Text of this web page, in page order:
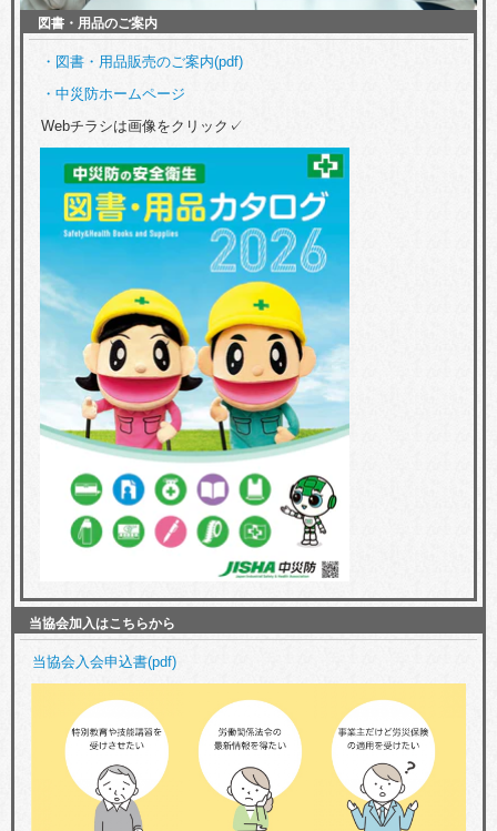
図書・用品のご案内
・図書・用品販売のご案内(pdf)
・中災防ホームページ
Webチラシは画像をクリック✓
当協会加入はこちらから
当協会入会申込書(pdf)